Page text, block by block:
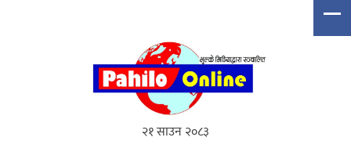
२१ साउन २०८३